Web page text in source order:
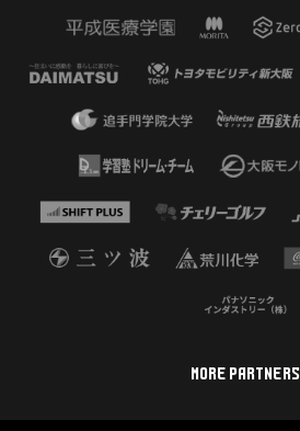
MORE PARTNERS